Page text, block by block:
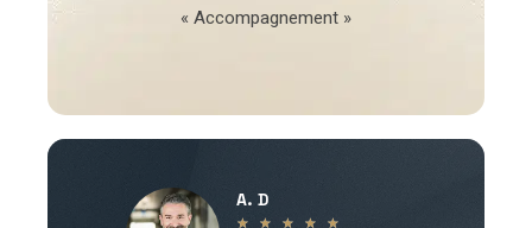
« Accompagnement »
A. D
★ ★ ★ ★ ★